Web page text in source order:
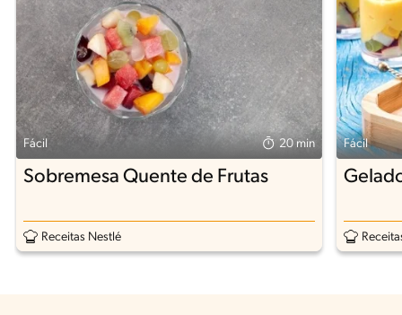
Fácil 20 min
Sobremesa Quente de Frutas
Receitas Nestlé
Fácil